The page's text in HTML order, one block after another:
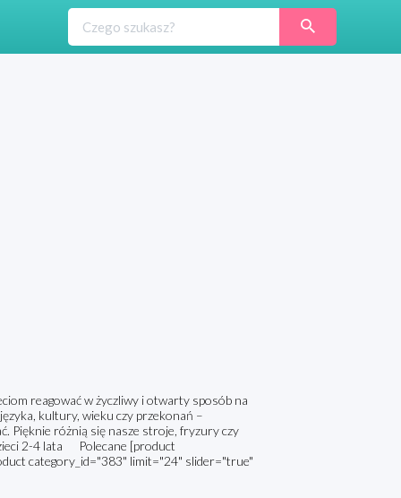
reagować w życzliwy i otwarty sposób na
kultury, wieku czy przekonań –
Pięknie różnią się nasze stroje, fryzury czy
2-4 lata Polecane [product
category_id="383" limit="24" slider="true"